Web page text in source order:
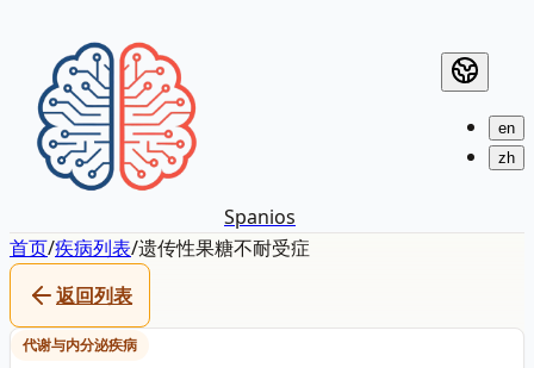
Spanios
en
zh
首页/疾病列表/遗传性果糖不耐受症
返回列表
代谢与内分泌疾病